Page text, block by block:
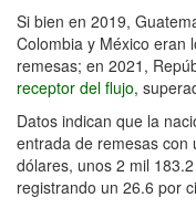
Si bien en 2019,
Colombia y México eran
remesas; en 2021,
receptor del flujo,
Datos indican que la
entrada de remesas con
dólares, unos 2 mil
registrando un 26.6 por